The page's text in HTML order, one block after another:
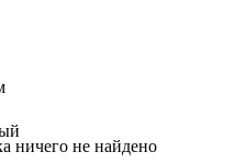
ничего не найдено